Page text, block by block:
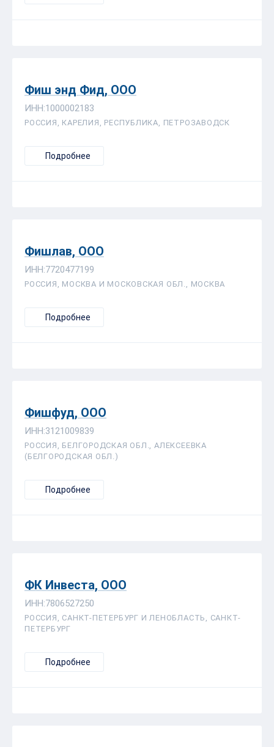
Фиш энд Фид, ООО
ИНН:1000002183
РОССИЯ, КАРЕЛИЯ, РЕСПУБЛИКА, ПЕТРОЗАВОДСК
Подробнее
Фишлав, ООО
ИНН:7720477199
РОССИЯ, МОСКВА И МОСКОВСКАЯ ОБЛ., МОСКВА
Подробнее
Фишфуд, ООО
ИНН:3121009839
РОССИЯ, БЕЛГОРОДСКАЯ ОБЛ., АЛЕКСЕЕВКА
(БЕЛГОРОДСКАЯ ОБЛ.)
Подробнее
ФК Инвеста, ООО
ИНН:7806527250
РОССИЯ, САНКТ-ПЕТЕРБУРГ И ЛЕНОБЛАСТЬ, САНКТ-
ПЕТЕРБУРГ
Подробнее